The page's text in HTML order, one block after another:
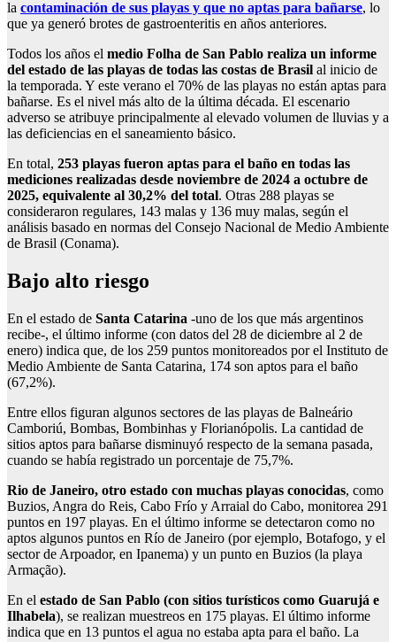
la contaminación de sus playas y que no aptas para bañarse, lo
que ya generó brotes de gastroenteritis en años anteriores.
Todos los años el medio Folha de San Pablo realiza un informe
del estado de las playas de todas las costas de Brasil al inicio de
la temporada. Y este verano el 70% de las playas no están aptas para
bañarse. Es el nivel más alto de la última década. El escenario
adverso se atribuye principalmente al elevado volumen de lluvias y a
las deficiencias en el saneamiento básico.
En total, 253 playas fueron aptas para el baño en todas las
mediciones realizadas desde noviembre de 2024 a octubre de
2025, equivalente al 30,2% del total. Otras 288 playas se
consideraron regulares, 143 malas y 136 muy malas, según el
análisis basado en normas del Consejo Nacional de Medio Ambiente
de Brasil (Conama).
Bajo alto riesgo
En el estado de Santa Catarina -uno de los que más argentinos
recibe-, el último informe (con datos del 28 de diciembre al 2 de
enero) indica que, de los 259 puntos monitoreados por el Instituto de
Medio Ambiente de Santa Catarina, 174 son aptos para el baño
(67,2%).
Entre ellos figuran algunos sectores de las playas de Balneário
Camboriú, Bombas, Bombinhas y Florianópolis. La cantidad de
sitios aptos para bañarse disminuyó respecto de la semana pasada,
cuando se había registrado un porcentaje de 75,7%.
Rio de Janeiro, otro estado con muchas playas conocidas, como
Buzios, Angra do Reis, Cabo Frío y Arraial do Cabo, monitorea 291
puntos en 197 playas. En el último informe se detectaron como no
aptos algunos puntos en Río de Janeiro (por ejemplo, Botafogo, y el
sector de Arpoador, en Ipanema) y un punto en Buzios (la playa
Armação).
En el estado de San Pablo (con sitios turísticos como Guarujá e
Ilhabela), se realizan muestreos en 175 playas. El último informe
indica que en 13 puntos el agua no estaba apta para el baño. La